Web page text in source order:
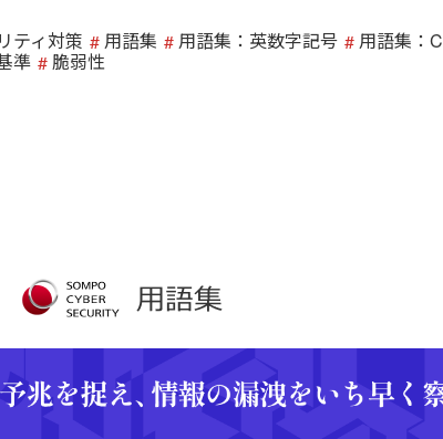
ティ対策 用語集 用語集：英数字記号
用語集：C
準
脆弱性